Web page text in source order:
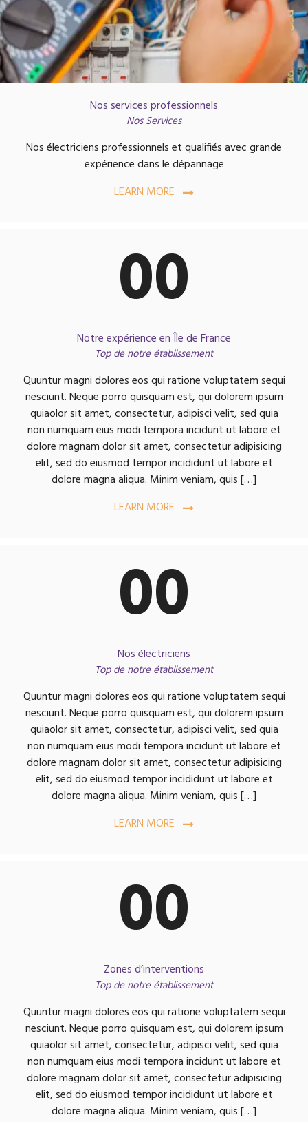
Nos services professionnels
Nos Services
Nos électriciens professionnels et qualifiés avec grande
expérience dans le dépannage
LEARN MORE
00
Notre expérience en Île de France
Top de notre établissement
Quuntur magni dolores eos qui ratione voluptatem sequi
nesciunt. Neque porro quisquam est, qui dolorem ipsum
quiaolor sit amet, consectetur, adipisci velit, sed quia
non numquam eius modi tempora incidunt ut labore et
dolore magnam dolor sit amet, consectetur adipisicing
elit, sed do eiusmod tempor incididunt ut labore et
dolore magna aliqua. Minim veniam, quis […]
LEARN MORE
00
Nos électriciens
Top de notre établissement
Quuntur magni dolores eos qui ratione voluptatem sequi
nesciunt. Neque porro quisquam est, qui dolorem ipsum
quiaolor sit amet, consectetur, adipisci velit, sed quia
non numquam eius modi tempora incidunt ut labore et
dolore magnam dolor sit amet, consectetur adipisicing
elit, sed do eiusmod tempor incididunt ut labore et
dolore magna aliqua. Minim veniam, quis […]
LEARN MORE
00
Zones d’interventions
Top de notre établissement
Quuntur magni dolores eos qui ratione voluptatem sequi
nesciunt. Neque porro quisquam est, qui dolorem ipsum
quiaolor sit amet, consectetur, adipisci velit, sed quia
non numquam eius modi tempora incidunt ut labore et
dolore magnam dolor sit amet, consectetur adipisicing
elit, sed do eiusmod tempor incididunt ut labore et
dolore magna aliqua. Minim veniam, quis […]